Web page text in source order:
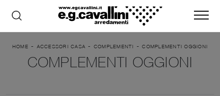
HOME - ACCESSORI CASA - COMPLEMENTI -COMPLEMENTI OGGIONI
COMPLEMENTI OGGIONI